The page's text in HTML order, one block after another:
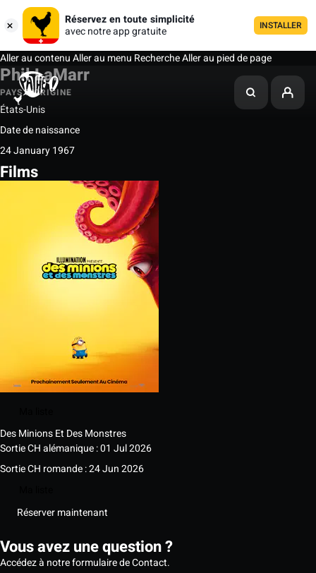
Réservez en toute simplicité
avec notre app gratuite
INSTALLER
Aller au contenuAller au menu RechercheAller au pied de page
Phil LaMarr
PAYS D'ORIGINE
États-Unis
Date de naissance
24 January 1967
Films
Des Minions Et Des Monstres
Sortie CH alémanique : 01 Jul 2026
Sortie CH romande : 24 Jun 2026
Réserver maintenant
Vous avez une question ?
Accédez à notre formulaire de Contact.